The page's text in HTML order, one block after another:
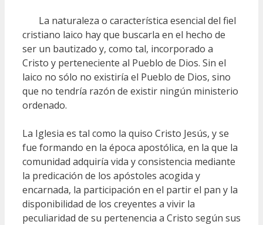
La naturaleza o característica esencial del fiel
cristiano laico hay que buscarla en el hecho de
ser un bautizado y, como tal, incorporado a
Cristo y perteneciente al Pueblo de Dios. Sin el
laico no sólo no existiría el Pueblo de Dios, sino
que no tendría razón de existir ningún ministerio
ordenado.
La Iglesia es tal como la quiso Cristo Jesús, y se
fue formando en la época apostólica, en la que la
comunidad adquiría vida y consistencia mediante
la predicación de los apóstoles acogida y
encarnada, la participación en el partir el pan y la
disponibilidad de los creyentes a vivir la
peculiaridad de su pertenencia a Cristo según sus